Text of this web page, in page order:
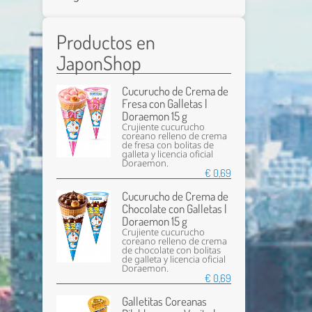
Productos en
JaponShop
Cucurucho de Crema de
Fresa con Galletas |
Doraemon 15 g
Crujiente cucurucho
coreano relleno de crema
de fresa con bolitas de
galleta y licencia oficial
Doraemon.
€ 0,69
Cucurucho de Crema de
Chocolate con Galletas |
Doraemon 15 g
Crujiente cucurucho
coreano relleno de crema
de chocolate con bolitas
de galleta y licencia oficial
Doraemon.
€ 0,69
Galletitas Coreanas